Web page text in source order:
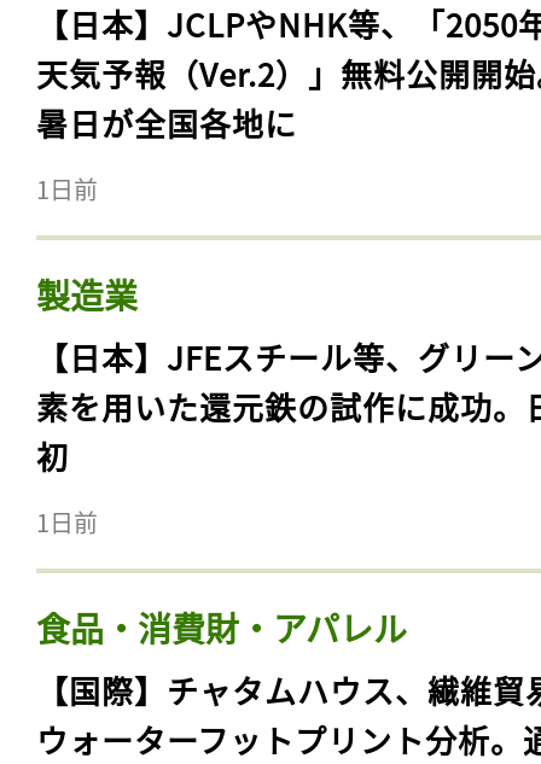
【日本】JCLPやNHK等、「2050
天気予報（Ver.2）」無料公開開
暑日が全国各地に
1日前
製造業
【日本】JFEスチール等、グリー
素を用いた還元鉄の試作に成功。
初
1日前
食品・消費財・アパレル
【国際】チャタムハウス、繊維貿
ウォーターフットプリント分析。